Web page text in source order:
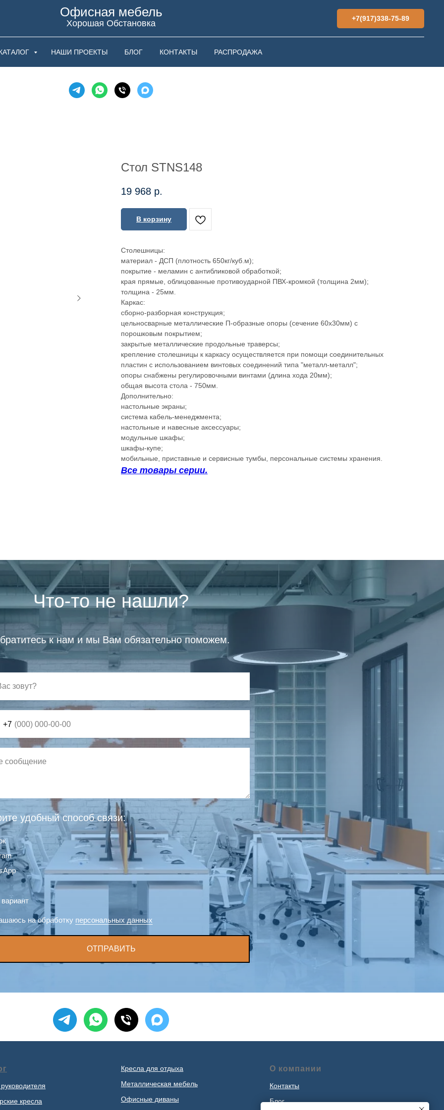
Офисная мебель
Хорошая Обстановка +7(917)338-75-89
НАШИ ПРОЕКТЫ БЛОГ КОНТАКТЫ РАСПРОДАЖА
Стол STNS148
19 968 р.
В корзину
Столешницы:
материал - ДСП (плотность 650кг/куб.м);
покрытие - меламин с антибликовой обработкой;
края прямые, облицованные противоударной ПВХ-кромкой (толщина 2мм);
толщина - 25мм.
Каркас:
сборно-разборная конструкция;
цельносварные металлические П-образные опоры (сечение 60х30мм) с
порошковым покрытием;
закрытые металлические продольные траверсы;
крепление столешницы к каркасу осуществляется при помощи соединительных
пластин с использованием винтовых соединений типа "металл-металл";
опоры снабжены регулировочными винтами (длина хода 20мм);
общая высота стола - 750мм.
Дополнительно:
настольные экраны;
система кабель-менеджмента;
настольные и навесные аксессуары;
модульные шкафы;
шкафы-купе;
мобильные, приставные и сервисные тумбы, персональные системы хранения.
Все товары серии.
Что-то не нашли?
к нам и мы Вам обязательно поможем.
+7
удобный способ связи:
на обработку персональных данных
ОТПРАВИТЬ
кресла
Кресла для отдыха
Металлическая мебель
Офисные диваны
О компании
Контакты
Блог